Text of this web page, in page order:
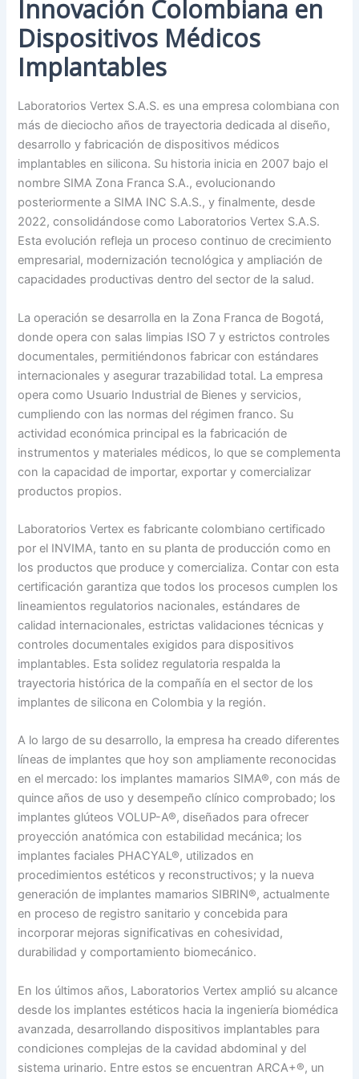
Innovación Colombiana en
Dispositivos Médicos
Implantables
Laboratorios Vertex S.A.S. es una empresa colombiana con
más de dieciocho años de trayectoria dedicada al diseño,
desarrollo y fabricación de dispositivos médicos
implantables en silicona. Su historia inicia en 2007 bajo el
nombre SIMA Zona Franca S.A., evolucionando
posteriormente a SIMA INC S.A.S., y finalmente, desde
2022, consolidándose como Laboratorios Vertex S.A.S.
Esta evolución refleja un proceso continuo de crecimiento
empresarial, modernización tecnológica y ampliación de
capacidades productivas dentro del sector de la salud.
La operación se desarrolla en la Zona Franca de Bogotá,
donde opera con salas limpias ISO 7 y estrictos controles
documentales, permitiéndonos fabricar con estándares
internacionales y asegurar trazabilidad total. La empresa
opera como Usuario Industrial de Bienes y servicios,
cumpliendo con las normas del régimen franco. Su
actividad económica principal es la fabricación de
instrumentos y materiales médicos, lo que se complementa
con la capacidad de importar, exportar y comercializar
productos propios.
Laboratorios Vertex es fabricante colombiano certificado
por el INVIMA, tanto en su planta de producción como en
los productos que produce y comercializa. Contar con esta
certificación garantiza que todos los procesos cumplen los
lineamientos regulatorios nacionales, estándares de
calidad internacionales, estrictas validaciones técnicas y
controles documentales exigidos para dispositivos
implantables. Esta solidez regulatoria respalda la
trayectoria histórica de la compañía en el sector de los
implantes de silicona en Colombia y la región.
A lo largo de su desarrollo, la empresa ha creado diferentes
líneas de implantes que hoy son ampliamente reconocidas
en el mercado: los implantes mamarios SIMA®, con más de
quince años de uso y desempeño clínico comprobado; los
implantes glúteos VOLUP-A®, diseñados para ofrecer
proyección anatómica con estabilidad mecánica; los
implantes faciales PHACYAL®, utilizados en
procedimientos estéticos y reconstructivos; y la nueva
generación de implantes mamarios SIBRIN®, actualmente
en proceso de registro sanitario y concebida para
incorporar mejoras significativas en cohesividad,
durabilidad y comportamiento biomecánico.
En los últimos años, Laboratorios Vertex amplió su alcance
desde los implantes estéticos hacia la ingeniería biomédica
avanzada, desarrollando dispositivos implantables para
condiciones complejas de la cavidad abdominal y del
sistema urinario. Entre estos se encuentran ARCA+®, un